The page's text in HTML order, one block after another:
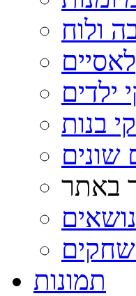
ולוח
ילדים
בנות
באתר
תמונות